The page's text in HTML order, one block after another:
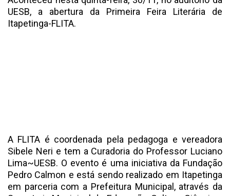
UESB, a abertura da Primeira Feira Literária de
Itapetinga-FLITA.
A FLITA é coordenada pela pedagoga e vereadora
Sibele Neri e tem a Curadoria do Professor Luciano
Lima~UESB. O evento é uma iniciativa da Fundação
Pedro Calmon e está sendo realizado em Itapetinga
em parceria com a Prefeitura Municipal, através da